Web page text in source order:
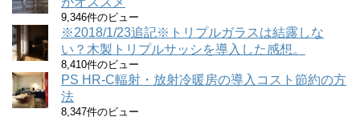
9,346件のビュー
※2018/1/23追記※トリプルガラスは結露しな
い？木製トリプルサッシを導入した感想。
8,410件のビュー
PS HR-C輻射・放射冷暖房の導入コスト節約の方
法
8,347件のビュー